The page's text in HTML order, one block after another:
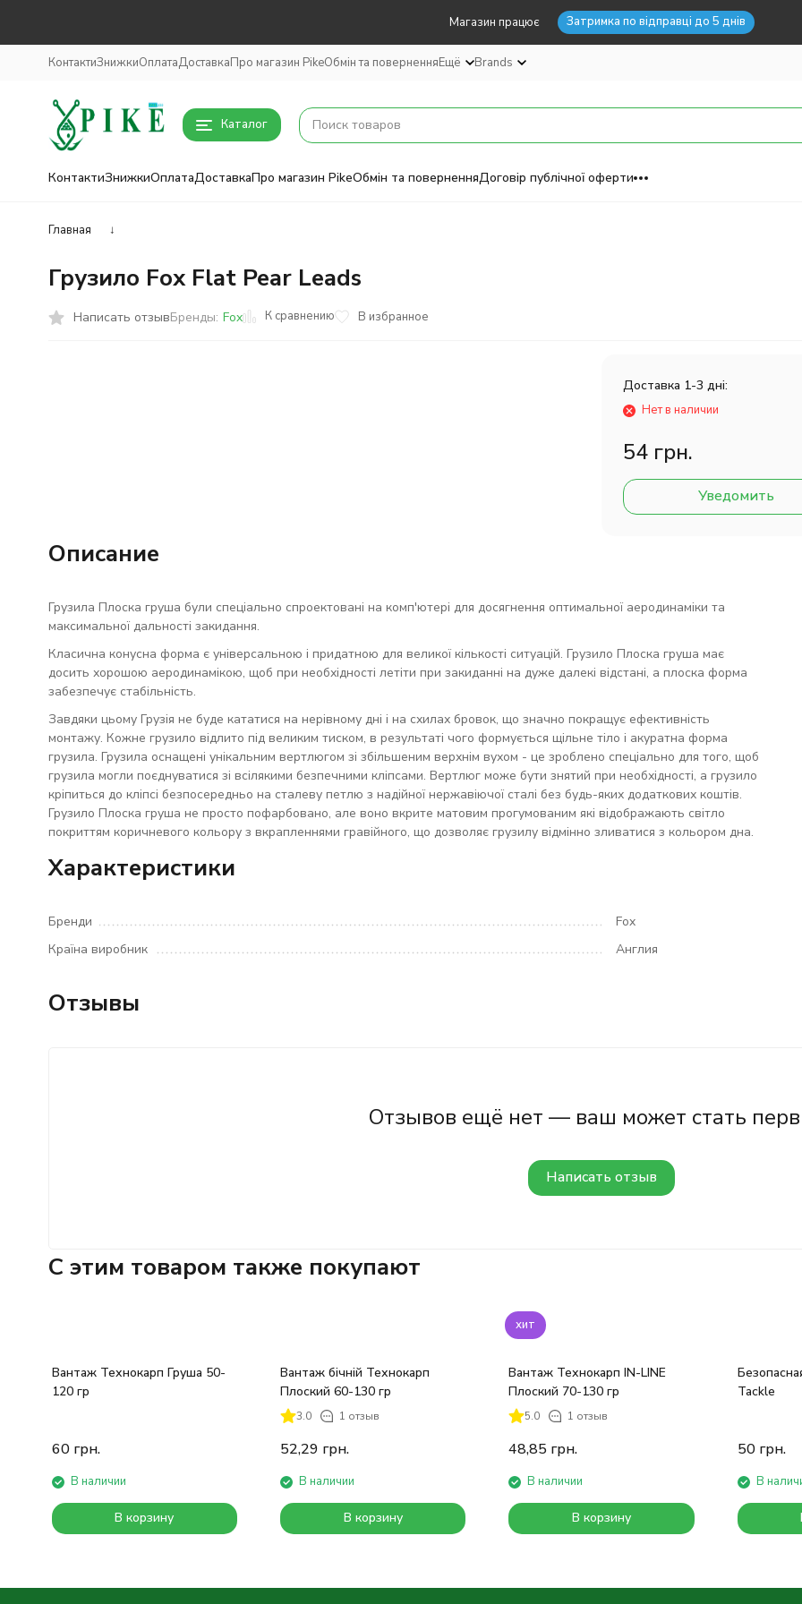
Магазин працює Затримка по відправці до 5 днів
КонтактиЗнижкиОплатаДоставкаПро магазин PikeОбмін та поверненняЕщё Brands
Каталог
КонтактиЗнижкиОплатаДоставкаПро магазин PikeОбмін та поверненняДоговір публічної оферти
Главная ↓
Грузило Fox Flat Pear Leads
Написать отзывБренды: Fox К сравнению В избранное
Доставка 1-3 дні:
Нет в наличии
54 грн.
Уведомить
Описание
Грузила Плоска груша були спеціально спроектовані на комп'ютері для досягнення оптимальної аеродинаміки та
максимальної дальності закидання.
Класична конусна форма є універсальною і придатною для великої кількості ситуацій. Грузило Плоска груша має
досить хорошою аеродинамікою, щоб при необхідності летіти при закиданні на дуже далекі відстані, а плоска форма
забезпечує стабільність.
Завдяки цьому Грузія не буде кататися на нерівному дні і на схилах бровок, що значно покращує ефективність
монтажу. Кожне грузило відлито під великим тиском, в результаті чого формується щільне тіло і акуратна форма
грузила. Грузила оснащені унікальним вертлюгом зі збільшеним верхнім вухом - це зроблено спеціально для того, щоб
грузила могли поєднуватися зі всілякими безпечними кліпсами. Вертлюг може бути знятий при необхідності, а грузило
кріпиться до кліпсі безпосередньо на сталеву петлю з надійної нержавіючої сталі без будь-яких додаткових коштів.
Грузило Плоска груша не просто пофарбовано, але воно вкрите матовим прогумованим які відображають світло
покриттям коричневого кольору з вкрапленнями гравійного, що дозволяє грузилу відмінно зливатися з кольором дна.
Характеристики
Бренди
Fox
Країна виробник
Англия
Отзывы
Отзывов ещё нет — ваш может стать
Написать отзыв
C этим товаром также покупают
Вантаж Технокарп Груша 50-
120 гр
60 грн.
В наличии
В корзину
Вантаж бічній Технокарп
Плоский 60-130 гр
3.0 1 отзыв
52,29 грн.
В наличии
В корзину
хит
Вантаж Технокарп IN-LINE
Плоский 70-130 гр
5.0 1 отзыв
48,85 грн.
В наличии
В корзину
Безопасная клипса
Tackle
50 грн.
В